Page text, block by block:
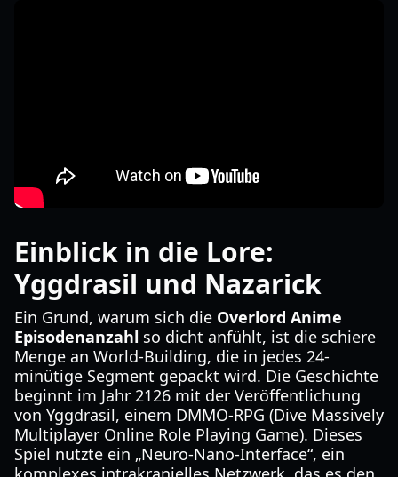
Einblick in die Lore:
Yggdrasil und Nazarick
Ein Grund, warum sich die Overlord Anime
Episodenanzahl so dicht anfühlt, ist die schiere
Menge an World-Building, die in jedes 24-
minütige Segment gepackt wird. Die Geschichte
beginnt im Jahr 2126 mit der Veröffentlichung
von Yggdrasil, einem DMMO-RPG (Dive Massively
Multiplayer Online Role Playing Game). Dieses
Spiel nutzte ein „Neuro-Nano-Interface“, ein